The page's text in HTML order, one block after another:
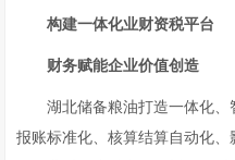
构建一体化业财资税平台
财务赋能企业价值创造
湖北储备粮油打造一体化
报账标准化、核算结算自动化